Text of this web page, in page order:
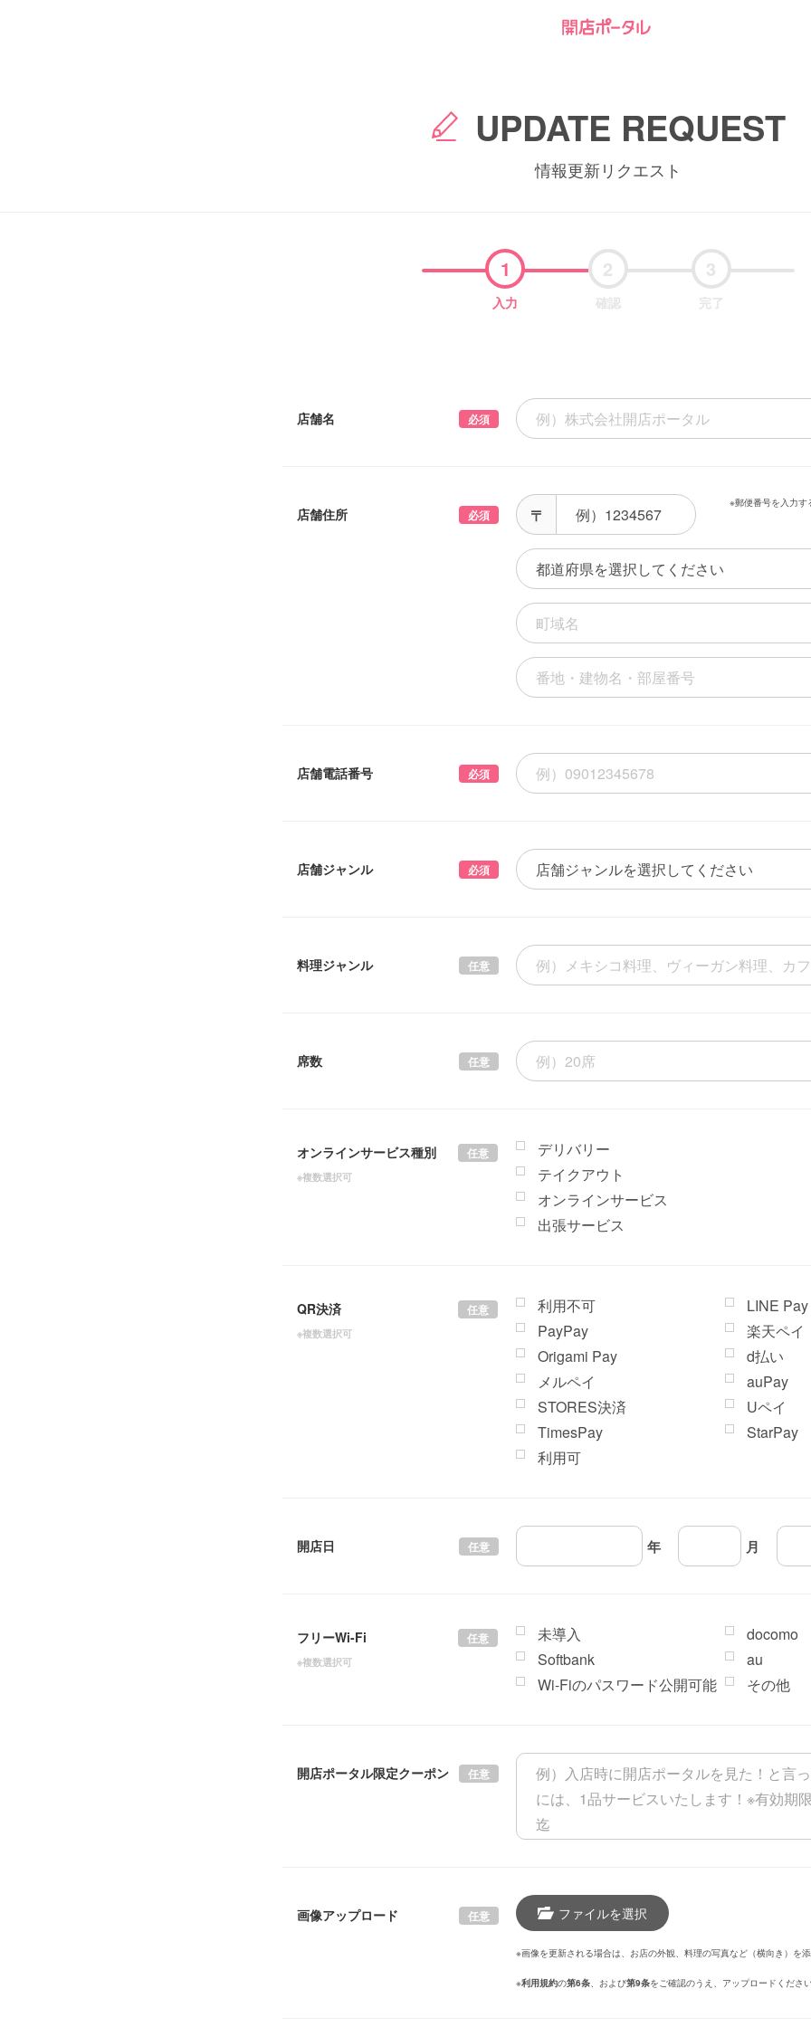
UPDATE REQUEST
情報更新リクエスト
1
入力
2
確認
3
完了
店舗名 必須
店舗住所 必須
※郵便番号を入力す
店舗電話番号 必須
店舗ジャンル 必須
料理ジャンル 任意
席数 任意
オンラインサービス種別 任意
※複数選択可
デリバリー
テイクアウト
オンラインサービス
出張サービス
QR決済 任意
※複数選択可
利用不可
LINE Pay
PayPay
楽天ペイ
Origami Pay
d払い
メルペイ
auPay
STORES決済
Uペイ
TimesPay
StarPay
利用可
開店日 任意 年 月
フリーWi-Fi 任意
※複数選択可
未導入
docomo
Softbank
au
Wi-Fiのパスワード公開可能
その他
開店ポータル限定クーポン 任意
画像アップロード 任意 ファイルを選択
※画像を更新される場合は、お店の外観、料理の写真など（横向き）を
※利用規約の第6条、および第9条をご確認のうえ、アップロードくださ